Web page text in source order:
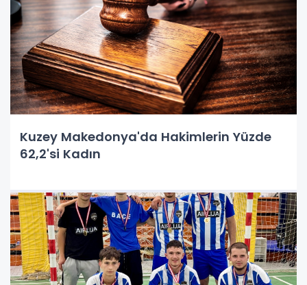
Kuzey Makedonya'da Hakimlerin Yüzde
62,2'si Kadın